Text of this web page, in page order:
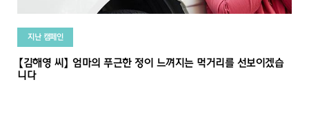
지난 캠페인
【김해영 씨】 엄마의 푸근한 정이 느껴지는 먹거리를 선보이겠습
니다